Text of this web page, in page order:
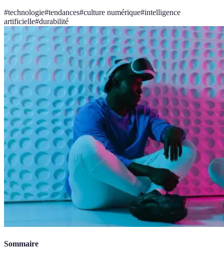
#technologie#tendances#culture numérique#intelligence
artificielle#durabilité
Sommaire